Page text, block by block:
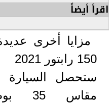
اقرأ أيضاً
مزايا أخرى
150 رابتور 2021
ستحصل السيارة